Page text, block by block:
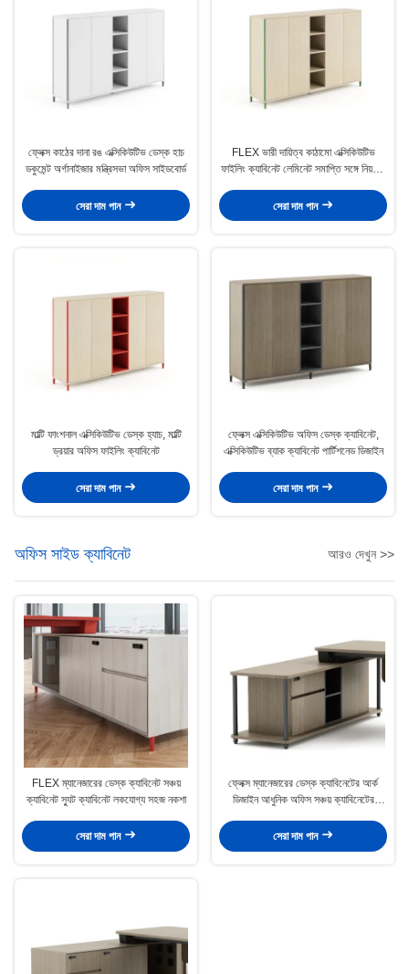
ফ্লেক্স কাঠের দানা রঙ এক্সিকিউটিভ ডেস্ক হাচ
ডকুমেন্ট অর্গানাইজার মন্ত্রিসভা অফিস সাইডবোর্ড
সেরা দাম পান
FLEX ভারী দায়িত্ব কাঠামো এক্সিকিউটিভ
ফাইলিং ক্যাবিনেট লেমিনেট সমাপ্তি সঙ্গে নিয়মিত
সেরা দাম পান
মাল্টি ফাংশনাল এক্সিকিউটিভ ডেস্ক হ্যাচ, মাল্টি
ড্রয়ার অফিস ফাইলিং ক্যাবিনেট
সেরা দাম পান
ফ্লেক্স এক্সিকিউটিভ অফিস ডেস্ক ক্যাবিনেট,
এক্সিকিউটিভ ব্যাক ক্যাবিনেট পার্টিশনেড ডিজাইন
সেরা দাম পান
অফিস সাইড ক্যাবিনেট আরও দেখুন >>
FLEX ম্যানেজারের ডেস্ক ক্যাবিনেট সঞ্চয়
ক্যাবিনেট স্যুট ক্যাবিনেট লকযোগ্য সহজ নকশা
সেরা দাম পান
ফ্লেক্স ম্যানেজারের ডেস্ক ক্যাবিনেটের আর্ক
ডিজাইন আধুনিক অফিস সঞ্চয় ক্যাবিনেটের
সেরা দাম পান